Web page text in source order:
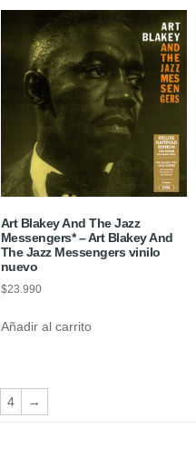
Art Blakey And The Jazz
Messengers* ‎– Art Blakey And
The Jazz Messengers vinilo
nuevo
$23.990
Añadir al carrito
4 →